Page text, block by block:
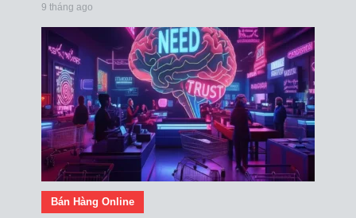
9 tháng ago
Bán Hàng Online